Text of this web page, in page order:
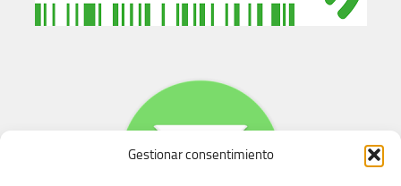
Gestionar consentimiento